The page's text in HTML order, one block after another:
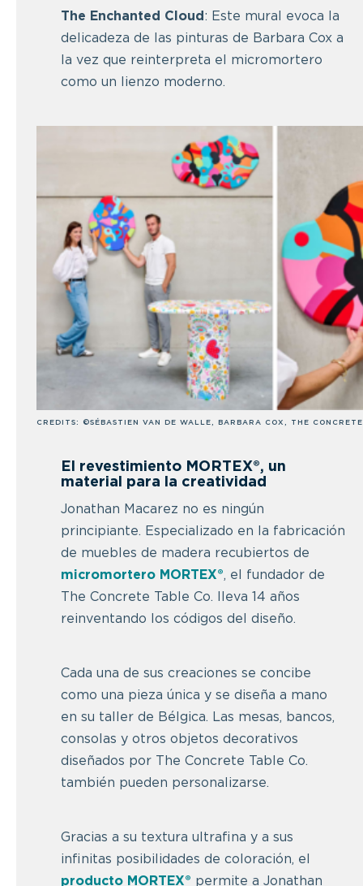
The Enchanted Cloud : Este mural evoca la
delicadeza de las pinturas de Barbara Cox a
la vez que reinterpreta el micromortero
como un lienzo moderno.
CREDITS: ©SÉBASTIEN VAN DE WALLE, BARBARA COX, THE
El revestimiento MORTEX®, un
material para la creatividad
Jonathan Macarez no es ningún
principiante. Especializado en la fabricación
de muebles de madera recubiertos de
micromortero MORTEX®, el fundador de
The Concrete Table Co. lleva 14 años
reinventando los códigos del diseño.
Cada una de sus creaciones se concibe
como una pieza única y se diseña a mano
en su taller de Bélgica. Las mesas, bancos,
consolas y otros objetos decorativos
diseñados por The Concrete Table Co.
también pueden personalizarse.
Gracias a su textura ultrafina y a sus
infinitas posibilidades de coloración, el
producto MORTEX® permite a Jonathan